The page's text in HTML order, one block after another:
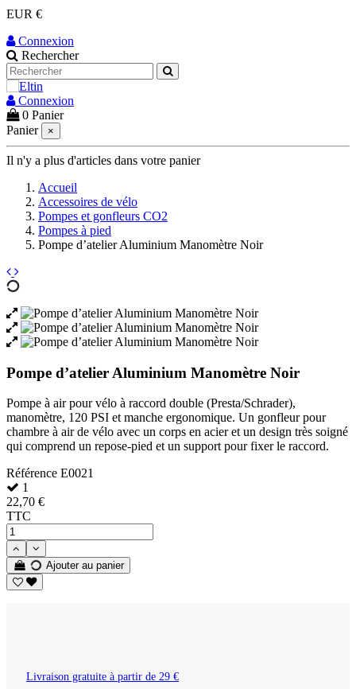
EUR €
Connexion
Rechercher
Connexion
0 Panier
Panier
×
Il n'y a plus d'articles dans votre panier
Accueil
Accessoires de vélo
Pompes et gonfleurs CO2
Pompes à pied
Pompe d’atelier Aluminium Manomètre Noir
Pompe d’atelier Aluminium Manomètre Noir
Pompe à air pour vélo à raccord double (Presta/Schrader),
manomètre, 120 PSI et manche ergonomique. Un gonfleur pour
chambre à air de vélo avec un corps en acier et un design très soigné
qui comprend un repose-pied et un support pour fixer le raccord.
Référence E0021
1
22,70 €
TTC
Ajouter au panier
Livraison gratuite à partir de 29 €